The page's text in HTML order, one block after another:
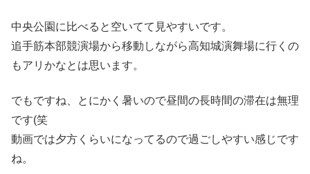
中央公園に比べると空いてて見やすいです。
追手筋本部競演場から移動しながら高知城演舞場に行くの
もアリかなとは思います。
でもですね、とにかく暑いので昼間の長時間の滞在は無理
です(笑
動画では夕方くらいになってるので過ごしやすい感じです
ね。